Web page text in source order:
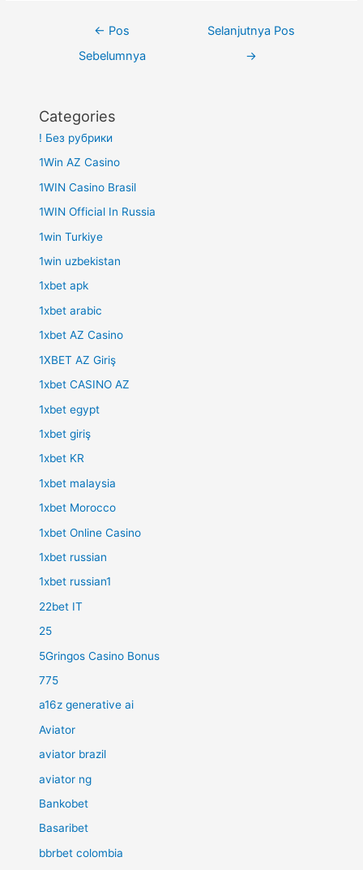
← Pos
Sebelumnya
Selanjutnya Pos
→
Categories
! Без рубрики
1Win AZ Casino
1WIN Casino Brasil
1WIN Official In Russia
1win Turkiye
1win uzbekistan
1xbet apk
1xbet arabic
1xbet AZ Casino
1XBET AZ Giriş
1xbet CASINO AZ
1xbet egypt
1xbet giriş
1xbet KR
1xbet malaysia
1xbet Morocco
1xbet Online Casino
1xbet russian
1xbet russian1
22bet IT
25
5Gringos Casino Bonus
775
a16z generative ai
Aviator
aviator brazil
aviator ng
Bankobet
Basaribet
bbrbet colombia